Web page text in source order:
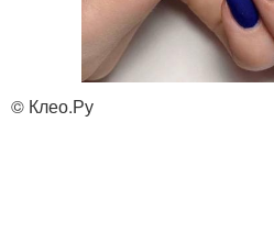
Розовые маникюры
© Клео.Ру